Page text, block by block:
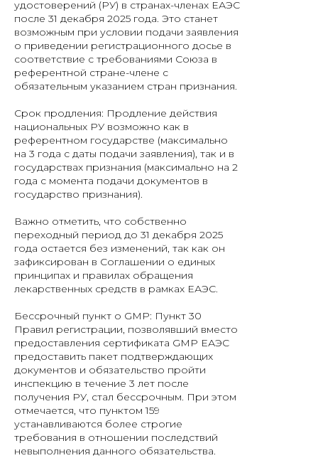
удостоверений (РУ) в странах-членах ЕАЭС
после 31 декабря 2025 года. Это станет
возможным при условии подачи заявления
о приведении регистрационного досье в
соответствие с требованиями Союза в
референтной стране-члене с
обязательным указанием стран признания.
Срок продления: Продление действия
национальных РУ возможно как в
референтном государстве (максимально
на 3 года с даты подачи заявления), так и в
государствах признания (максимально на 2
года с момента подачи документов в
государство признания).
Важно отметить, что собственно
переходный период до 31 декабря 2025
года остается без изменений, так как он
зафиксирован в Соглашении о единых
принципах и правилах обращения
лекарственных средств в рамках ЕАЭС.
Бессрочный пункт о GMP: Пункт 30
Правил регистрации, позволявший вместо
предоставления сертификата GMP ЕАЭС
предоставить пакет подтверждающих
документов и обязательство пройти
инспекцию в течение 3 лет после
получения РУ, стал бессрочным. При этом
отмечается, что пунктом 159
устанавливаются более строгие
требования в отношении последствий
невыполнения данного обязательства.